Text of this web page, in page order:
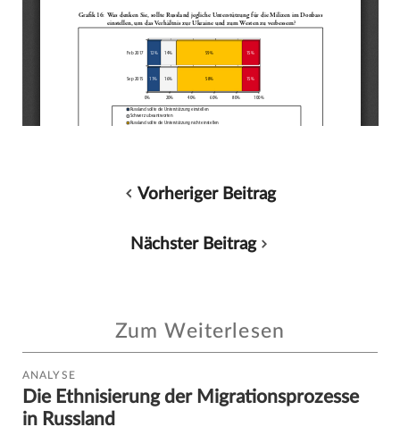
Vorheriger Beitrag
Nächster Beitrag
Zum Weiterlesen
ANALYSE
Die Ethnisierung der Migrationsprozesse
in Russland